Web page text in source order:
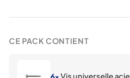
CE PACK CONTIENT
Vis universelle